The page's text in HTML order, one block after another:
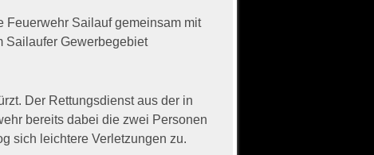
Feuerwehr Sailauf gemeinsam mit
Sailaufer Gewerbegebiet
Der Rettungsdienst aus der in
bereits dabei die zwei Personen
sich leichtere Verletzungen zu.